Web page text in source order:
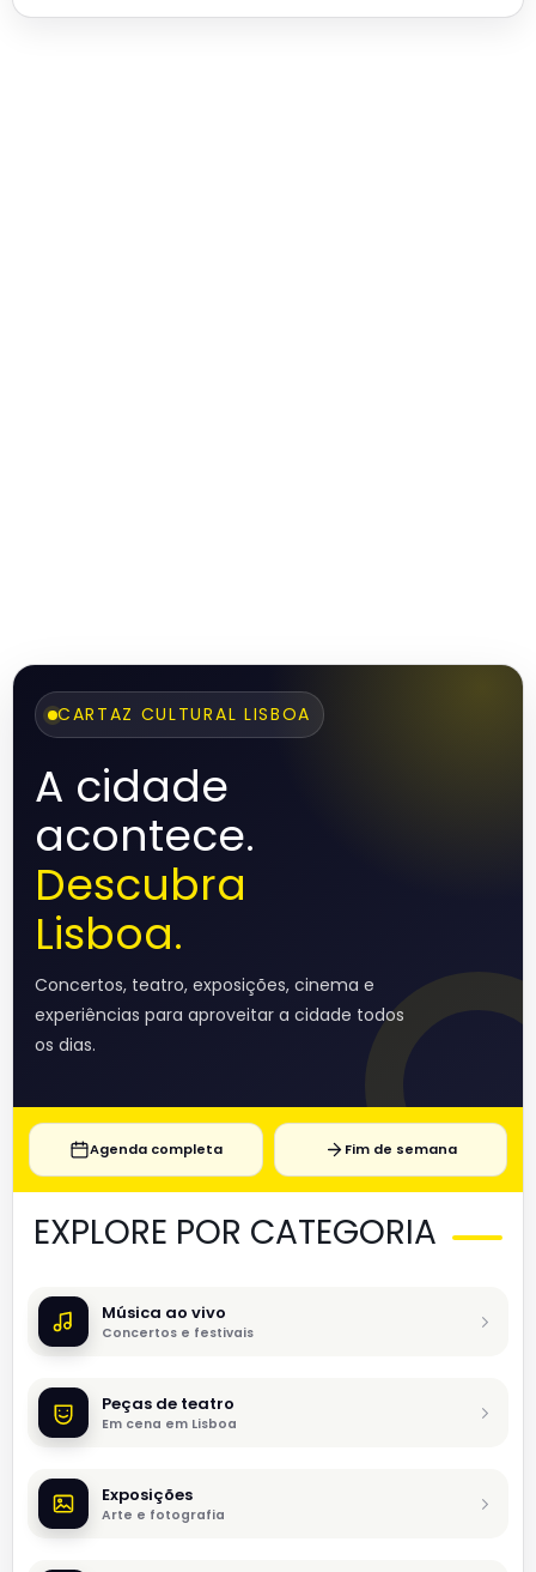
CARTAZ CULTURAL LISBOA
A cidade
acontece.
Descubra
Lisboa.
Concertos, teatro, exposições, cinema e
experiências para aproveitar a cidade todos
os dias.
Agenda completa Fim de semana
EXPLORE POR CATEGORIA
Música ao vivo
Concertos e festivais
Peças de teatro
Em cena em Lisboa
Exposições
Arte e fotografia